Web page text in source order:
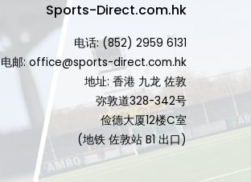
Sports-Direct.com.hk
电话: (852) 2959 6131
电邮: office@sports-direct.com.hk
地址: 香港 九龙 佐敦
弥敦道328-342号
俭德大厦12楼C室
(地铁 佐敦站 B1 出口)